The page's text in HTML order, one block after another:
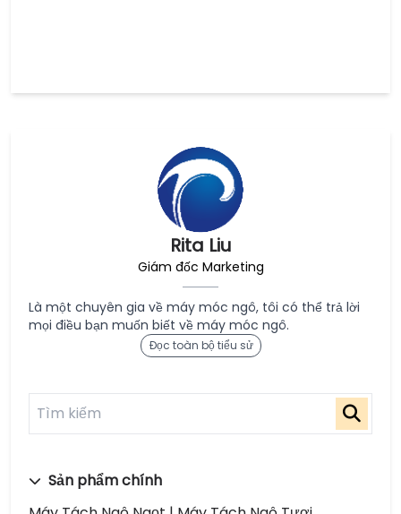
Rita Liu
Giám đốc Marketing
Là một chuyên gia về máy móc ngô, tôi có thể trả lời
mọi điều bạn muốn biết về máy móc ngô.
Đọc toàn bộ tiểu sử
Sản phẩm chính